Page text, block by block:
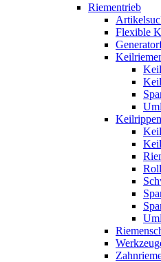
Riementrieb
Flexible